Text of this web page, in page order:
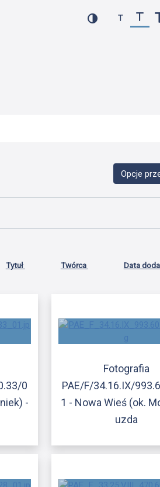
Opcje
Tytuł Twórca Data
0
-
Fotografia
PAE/F/34.16.IX/
1 - Nowa Wieś (ok.
uzda